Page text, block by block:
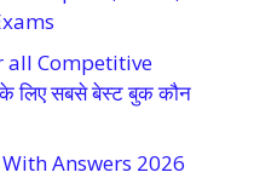
all Competitive
लिए सबसे बेस्ट बुक कौन
Answers 2026